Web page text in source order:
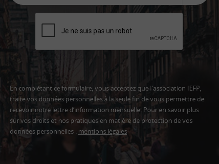
En complétant ce formulaire, vous acceptez que l'association IEFP,
traite vos données personnelles à la seule fin de vous permettre de
recevoir notre lettre d’information mensuelle. Pour en savoir plus
sur vos droits et nos pratiques en matière de protection de vos
données personnelles : mentions légales